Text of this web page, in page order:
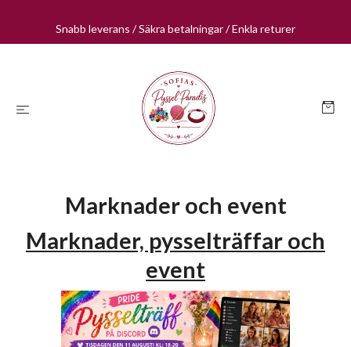
Snabb leverans / Säkra betalningar / Enkla returer
Marknader och event
Marknader, pysselträffar och
event